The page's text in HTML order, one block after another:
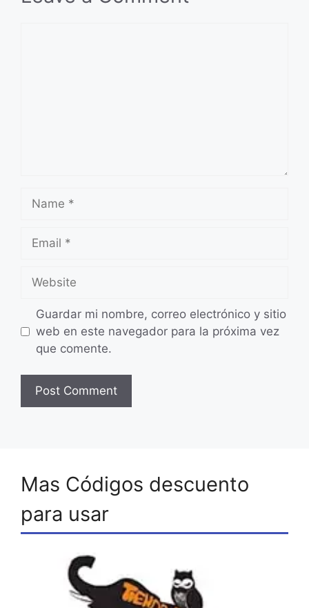
Guardar mi nombre, correo electrónico y sitio
web en este navegador para la próxima vez
que comente.
Mas Códigos descuento
para usar